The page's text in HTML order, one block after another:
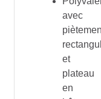
avec
et
plateau
en